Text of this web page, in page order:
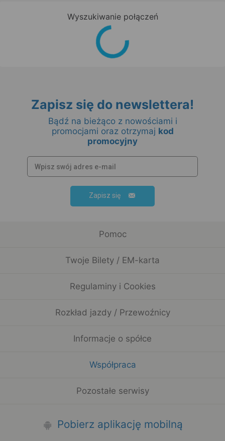
Zapisz się do newslettera!
Bądź na bieżąco z nowościami i
promocjami oraz otrzymaj kod
promocyjny
Zapisz się
Pomoc
Twoje Bilety / EM-karta
Regulaminy i Cookies
Rozkład jazdy / Przewoźnicy
Informacje o spółce
Współpraca
Pozostałe serwisy
Pobierz aplikację mobilną
Wyszukiwanie połączeń